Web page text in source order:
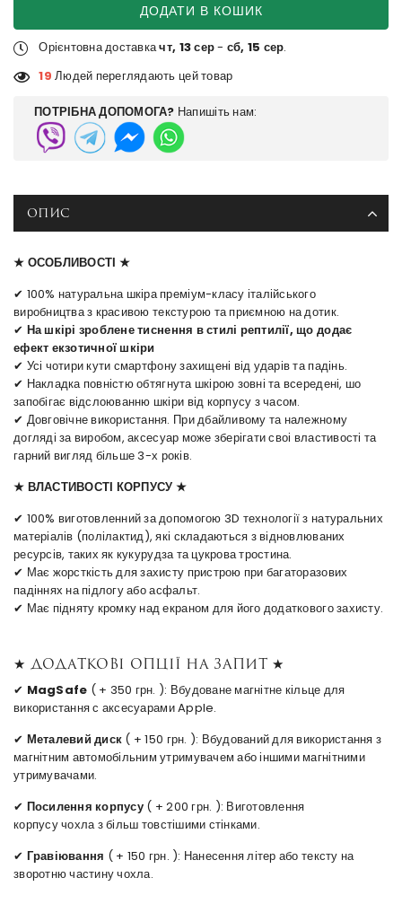
ДОДАТИ В КОШИК
Орієнтовна доставкачт, 13 сер- сб, 15 сер.
19 Людей переглядають цей товар
ПОТРІБНА ДОПОМОГА? Напишіть нам:
ОПИС
★ ОСОБЛИВОСТІ ★
✔ 100% натуральна шкіра преміум-класу італійського
виробництва з красивою текстурою та приємною на дотик.
✔ На шкірі зроблене тиснення в стилі рептилії, що додає
ефект екзотичної шкіри
✔ Усі чотири кути смартфону захищені від ударів та падінь.
✔ Накладка повністю обтягнута шкірою зовні та всередені, шо
запобігає відслоюванню шкіри від корпусу з часом.
✔ Довговічне використання. При дбайливому та належному
догляді за виробом, аксесуар може зберігати своі властивості та
гарний вигляд більше 3-х років.
★ ВЛАСТИВОСТІ КОРПУСУ ★
✔ 100% виготовленний за допомогою 3D технології з натуральних
матеріалів (полілактид), які складаються з відновлюваних
ресурсів, таких як кукурудза та цукрова тростина.
✔ Має жорсткість для захисту пристрою при багаторазових
падіннях на підлогу або асфальт.
✔ Має підняту кромку над екраном для його додаткового захисту.
★ Додаткові опції на запит ★
✔ MagSafe ( + 350 грн. ): Вбудоване магнітне кільце для
використання с аксесуарами Apple.
✔ Металевий диск ( + 150 грн. ): Вбудований для використання з
магнітним автомобільним утримувачем або іншими магнітними
утримувачами.
✔ Посилення корпусу ( + 200 грн. ): Виготовлення
корпусу чохла з більш товстішими стінками.
✔ Гравіювання ( + 150 грн. ): Нанесення літер або тексту на
зворотню частину чохла.